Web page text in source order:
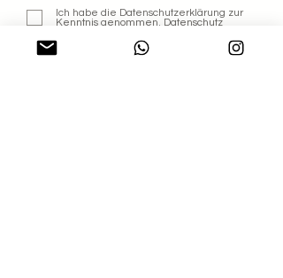
Ich habe die Datenschutzerklärung zur
Kenntnis genommen.
Datenschutz
Jetzt abonnieren